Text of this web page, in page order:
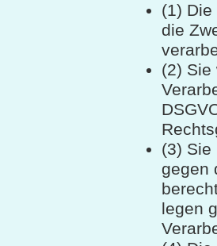
(1)
die
(2) Sie
(3) Sie
gegen
legen